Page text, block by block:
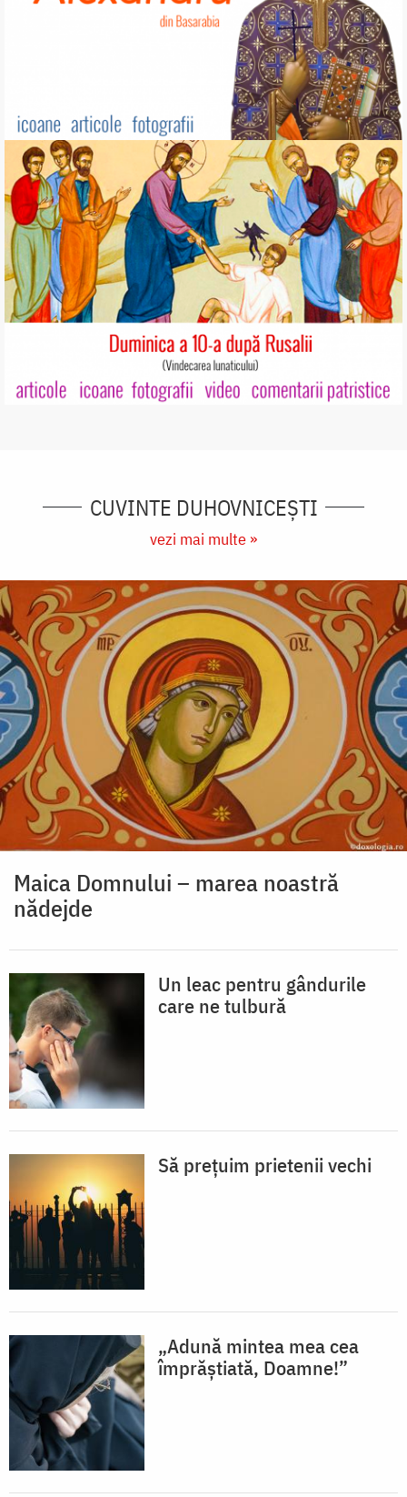
CUVINTE DUHOVNICEȘTI
vezi mai multe »
Maica Domnului – marea noastră
nădejde
Un leac pentru gândurile
care ne tulbură
Să prețuim prietenii vechi
„Adună mintea mea cea
împrăștiată, Doamne!”